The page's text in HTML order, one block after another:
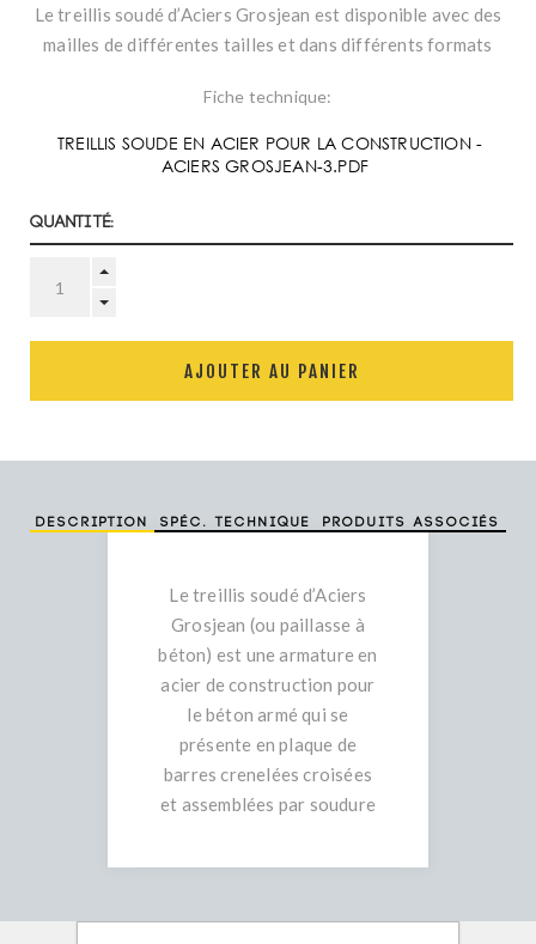
Le treillis soudé d’Aciers Grosjean est disponible avec des
mailles de différentes tailles et dans différents formats
Fiche technique:
TREILLIS SOUDE EN ACIER POUR LA CONSTRUCTION -
ACIERS GROSJEAN-3.PDF
Quantité:
AJOUTER AU PANIER
Description Spéc. technique Produits associés
Le treillis soudé d’Aciers
Grosjean (ou paillasse à
béton) est une armature en
acier de construction pour
le béton armé qui se
présente en plaque de
barres crenelées croisées
et assemblées par soudure